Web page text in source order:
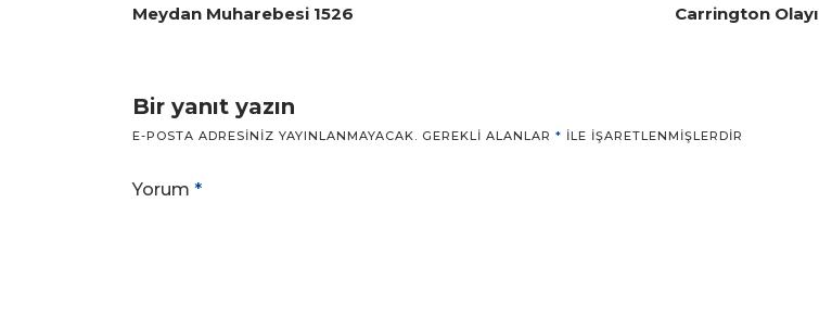
Meydan Muharebesi 1526
Carrington Olayı
Bir yanıt yazın
E-POSTA ADRESINIZ YAYINLANMAYACAK. GEREKLI ALANLAR * ILE IŞARETLENMIŞLERDIR
Yorum *